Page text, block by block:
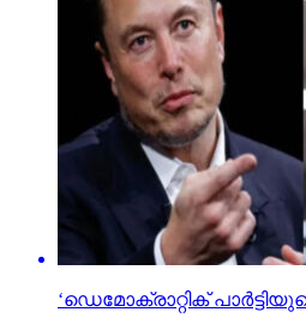
‘ഡെമോക്രാറ്റിക്